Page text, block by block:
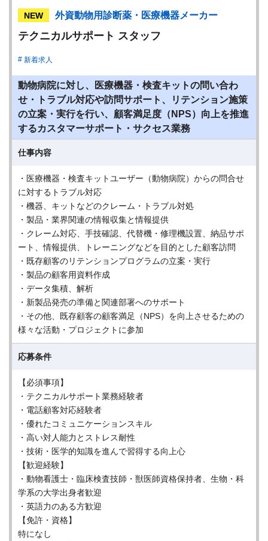
NEW 外資動物用診断薬・医療機器メーカー
テクニカルサポート スタッフ
新着求人
動物病院に対し、医療機器・検査キットの問い合わ
せ・トラブル対応や訪問サポート、リテンション施策
の立案・実行を行い、顧客満足度（NPS）向上を推進
するカスタマーサポート・サクセス業務
仕事内容
・医療機器・検査キットユーザー（動物病院）からの問合せ
に対するトラブル対応
・機器、キットなどのクレーム・トラブル対処
・製品・業界関連の情報収集と情報提供
・クレーム対応、手技確認、代替機・修理機設置、納品サポ
ート、情報提供、トレーニングなどを目的とした顧客訪問
・既存顧客のリテンションプログラムの立案・実行
・製品の顧客用資料作成
・データ集積、解析
・新製品発売の準備と関連部署へのサポート
・その他、既存顧客の顧客満足（NPS）を向上させるための
様々な活動・プロジェクトに参加
応募条件
【必須事項】
・テクニカルサポート業務経験者
・電話顧客対応経験者
・優れたコミュニケーションスキル
・高い対人能力とストレス耐性
・技術・医学的知識を進んで習得する向上心
【歓迎経験】
・動物看護士・臨床検査技師・獣医師資格保持者、生物・科
学系の大学出身者歓迎
・英語力のある方歓迎
【免許・資格】
特になし